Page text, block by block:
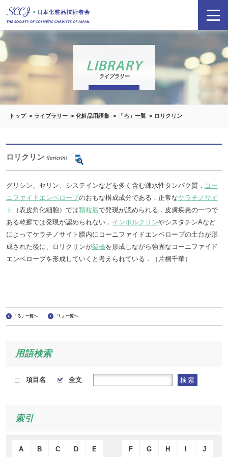
LIBRARY
ライブラリー
トップ ライブラリー 化粧品用語集 「ろ」一覧 ロリクリン
ロリクリン [loricrin]
グリシン、セリン、システインなどを多く含む疎水性タンパク質． コー
ニファイドエンベロープのおもな構成成分である．正常なケラチノサイ
ト
（表皮角化細胞）では顆粒層で発現が認められる．皮膚疾患の一つで
ある乾癬では発現が認められない． インボルクリンやシスタチンAなど
によってケラチノサイト膜内にコーニファイドエンベロープの土台が形
成された後に、ロリクリンが架橋を形成しながら強固なコーニファイド
エンベロープを形成していくと考えられている．（片桐千華）
「ろ」一覧へ 「L」一覧へ
用語検索
項目名 全文 検索
索引
A B C D E F G H J